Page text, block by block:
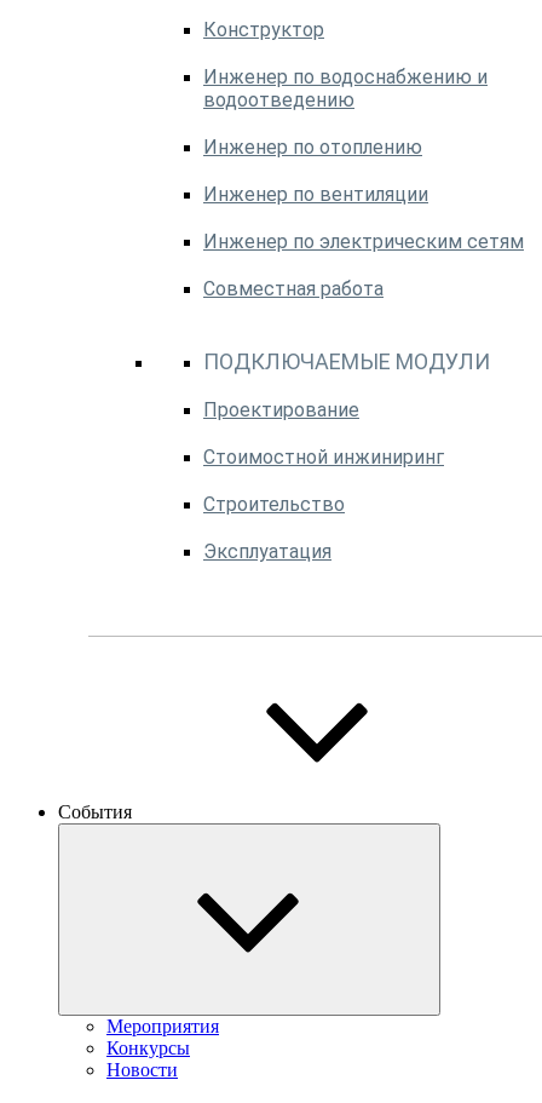
Конструктор
Инженер по водоснабжению и
водоотведению
Инженер по отоплению
Инженер по вентиляции
Инженер по электрическим сетям
Совместная работа
ПОДКЛЮЧАЕМЫЕ МОДУЛИ
Проектирование
Стоимостной инжиниринг
Строительство
Эксплуатация
События
Мероприятия
Конкурсы
Новости